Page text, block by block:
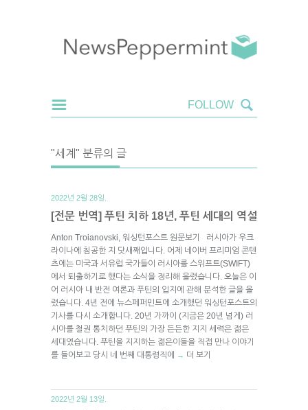
"세계" 분류의 글
2022년 2월 28일.
[전문 번역] 푸틴 치하 18년, 푸틴 세대의 역설
Anton Troianovski, 워싱턴포스트 원문보기 러시아가 우크
라이나에 침공한 지 닷새째입니다. 어제 네이버 프리미엄 콘텐
츠에는 미국과 서유럽 국가들이 러시아를 스위프트(SWIFT)
에서 퇴출하기로 했다는 소식을 정리해 올렸습니다. 오늘은 이
어 러시아 내 반전 여론과 푸틴의 입지에 관해 분석한 글을 올
렸습니다. 4년 전에 뉴스페퍼민트에 소개했던 워싱턴포스트의
기사를 다시 소개합니다. 20년 가까이 (지금은 20년 넘게) 러
시아를 철권 통치하던 푸틴의 가장 든든한 지지 세력은 젊은
세대였습니다. 푸틴을 지지하는 젊은이들을 직접 만나 이야기
를 들어보고 당시 네 번째 대통령직에
→ 더 보기
2022년 2월 13일.